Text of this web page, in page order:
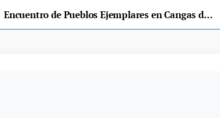
Encuentro de Pueblos Ejemplares en Cangas de Onís